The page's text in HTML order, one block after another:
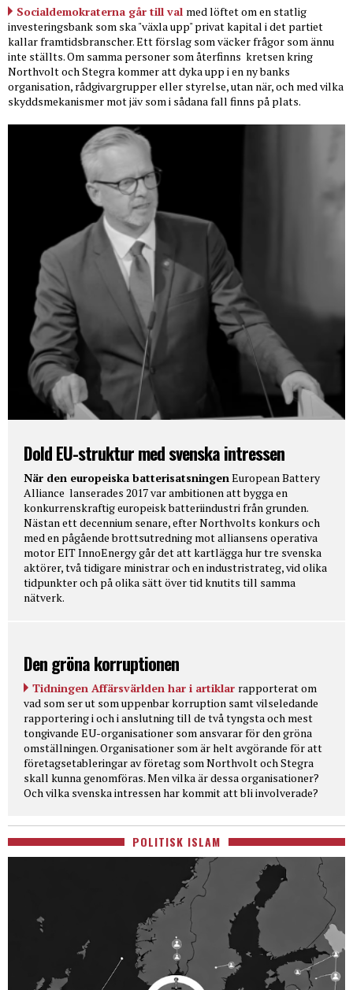
Socialdemokraterna går till val med löftet om en statlig
investeringsbank som ska "växla upp" privat kapital i det partiet
kallar framtidsbranscher. Ett förslag som väcker frågor som ännu
inte ställts. Om samma personer som återfinns kretsen kring
Northvolt och Stegra kommer att dyka upp i en ny banks
organisation, rådgivargrupper eller styrelse, utan när, och med vilka
skyddsmekanismer mot jäv som i sådana fall finns på plats.
Dold EU-struktur med svenska intressen
När den europeiska batterisatsningenEuropean Battery
Alliance lanserades 2017 var ambitionen att bygga en
konkurrenskraftig europeisk batteriindustri från grunden.
Nästan ett decennium senare, efter Northvolts konkurs och
med en pågående brottsutredning mot alliansens operativa
motor EIT InnoEnergy går det att kartlägga hur tre svenska
aktörer, två tidigare ministrar och en industristrateg, vid olika
tidpunkter och på olika sätt över tid knutits till samma
nätverk.
Den gröna korruptionen
Tidningen Affärsvärlden har i artiklar rapporterat om
vad som ser ut som uppenbar korruption samt vilseledande
rapportering i och i anslutning till de två tyngsta och mest
tongivande EU-organisationer som ansvarar för den gröna
omställningen. Organisationer som är helt avgörande för att
företagsetableringar av företag som Northvolt och Stegra
skall kunna genomföras. Men vilka är dessa organisationer?
Och vilka svenska intressen har kommit att bli involverade?
POLITISK ISLAM